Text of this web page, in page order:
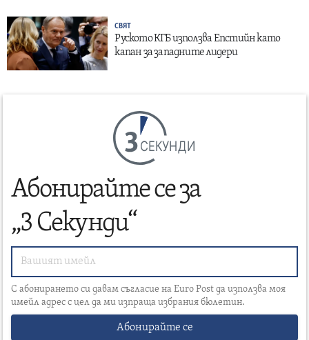
СВЯТ
Руското КГБ използва Епстийн като
капан за западните лидери
СЕКУНДИ
Абонирайте се за
„3 Секунди“
С абонирането си давам съгласие на Euro Post да използва моя
имейл адрес с цел да ми изпраща избрания бюлетин.
Абонирайте се